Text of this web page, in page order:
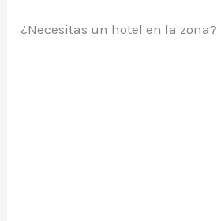
¿Necesitas un hotel en la zona?